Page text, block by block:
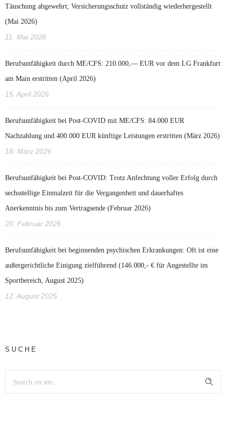
Täuschung abgewehrt; Versicherungsschutz vollständig wiederhergestellt
(Mai 2026)
11. Mai 2026
Berufsunfähigkeit durch ME/CFS: 210.000,— EUR vor dem LG Frankfurt
am Main erstritten (April 2026)
15. April 2026
Berufsunfähigkeit bei Post-COVID mit ME/CFS: 84.000 EUR
Nachzahlung und 400.000 EUR künftige Leistungen erstritten (März 2026)
18. März 2026
Berufsunfähigkeit bei Post‑COVID: Trotz Anfechtung voller Erfolg durch
sechsstellige Einmalzeit für die Vergangenheit und dauerhaftes
Anerkenntnis bis zum Vertragsende (Februar 2026)
20. Februar 2026
Berufsunfähigkeit bei beginnenden psychischen Erkrankungen: Oft ist eine
außergerichtliche Einigung zielführend (146.000,- € für Angestellte im
Sportbereich, August 2025)
12. August 2025
SUCHE